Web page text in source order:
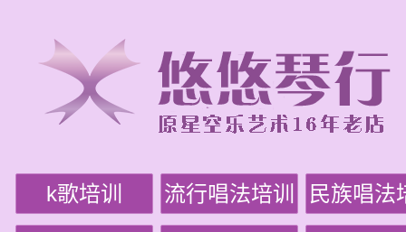
k歌培训 流行唱法培训 民族唱法